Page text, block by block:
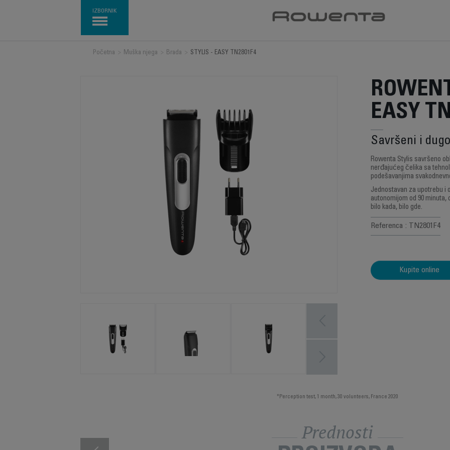
IZBORNIK
Početna Muška njega Brada STYLIS - EASY TN2801F4
EASY
Savršeni i
Rowenta Stylis savršeno
nerđajućeg čelika sa
podešavanjima
Jednostavan za upotrebu i
autonomijom od 90
bilo kada, bilo gde.
Referenca : TN2801F4
Kupite online
*Perception test, 1 month, 30 volunteers, France 2020
Prednosti